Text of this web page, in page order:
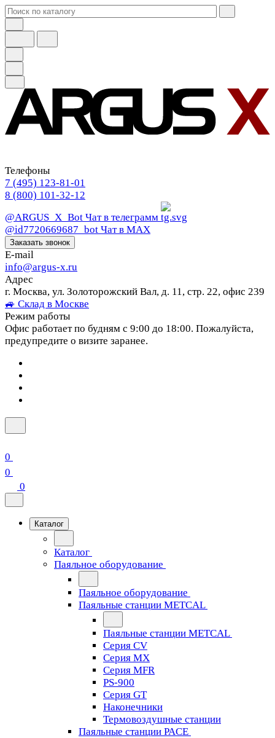
Телефоны
7 (495) 123-81-01
8 (800) 101-32-12
@ARGUS_X_Bot Чат в телеграмм
@id7720669687_bot Чат в МАХ
Заказать звонок
E-mail
info@argus-x.ru
Адрес
г. Москва, ул. Золоторожский Вал, д. 11, стр. 22, офис 239
🚙 Склад в Москве
Режим работы
Офис работает по будням с 9:00 до 18:00. Пожалуйста,
предупредите о визите заранее.
0
0
0
Каталог
Каталог
Паяльное оборудование
Паяльное оборудование
Паяльные станции METCAL
Паяльные станции METCAL
Серия CV
Серия MX
Серия MFR
PS-900
Серия GT
Наконечники
Термовоздушные станции
Паяльные станции PACE